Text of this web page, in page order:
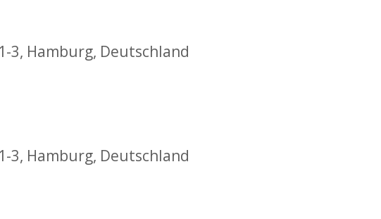
3, Hamburg, Deutschland
3, Hamburg, Deutschland